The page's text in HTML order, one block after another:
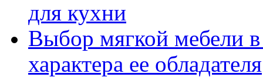
для кухни
Выбор мягкой мебели в
характера ее обладателя